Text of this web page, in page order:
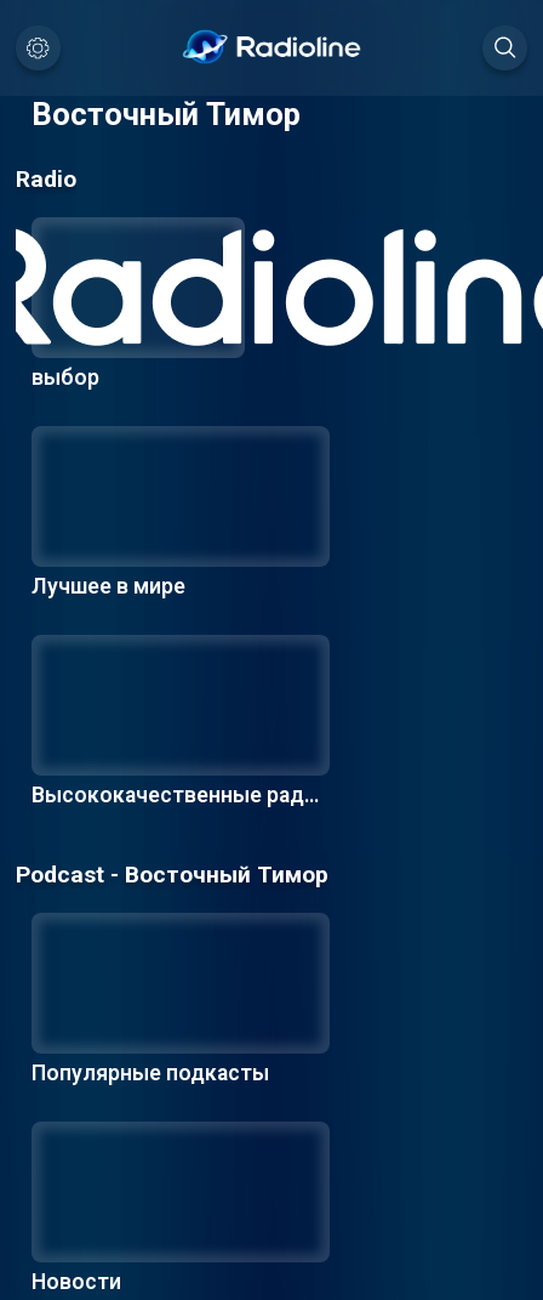
Восточный Тимор
Radio
выбор
Лучшее в мире
Высококачественные радио
Podcast - Восточный Тимор
Популярные подкасты
Новости